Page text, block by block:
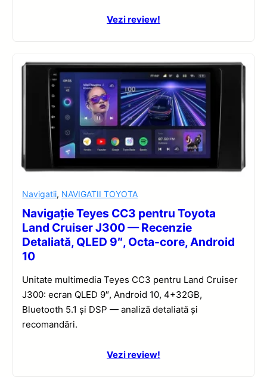
Vezi review!
Navigatii, NAVIGATII TOYOTA
Navigație Teyes CC3 pentru Toyota
Land Cruiser J300 — Recenzie
Detaliată, QLED 9″, Octa-core, Android
10
Unitate multimedia Teyes CC3 pentru Land Cruiser
J300: ecran QLED 9″, Android 10, 4+32GB,
Bluetooth 5.1 și DSP — analiză detaliată și
recomandări.
Vezi review!